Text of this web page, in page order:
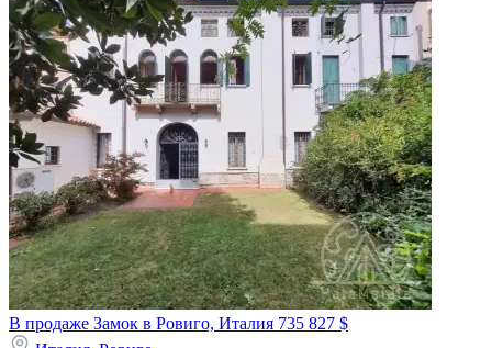
В продаже Замок в Ровиго, Италия 735 827 $